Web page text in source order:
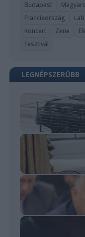
Budapest
Franciaország
Koncert
Zene
Fesztivál
LEGNÉPSZERŰBB